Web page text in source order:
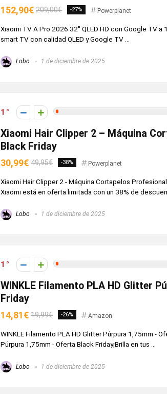
152,90€ 209,00€ -27% Powerplanet
Xiaomi TV A Pro 2026 32'' QLED HD con Google TV
smart TV con calidad QLED y Google TV ...
Lobo 1 de diciembre de 2025
1
Xiaomi Hair Clipper 2 – Máquina
Black Friday
30,99€ 49,95€ -38% Powerplanet
Xiaomi Hair Clipper 2 - Máquina Cortapelos
Xiaomi está en oferta limitada con un 38% de
Lobo 1 de diciembre de 2025
1
WINKLE Filamento PLA HD Glitter
Friday
14,81€ 19,99€ -26% Amazon
WINKLE Filamento PLA HD Glitter Púrpura 1,75mm -
Púrpura 1,75mm - Oferta Black Friday¡Brilla en tus ...
Lobo 1 de diciembre de 2025